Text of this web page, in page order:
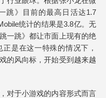
跳》目前的最高日活达1.7
统计的结果是3.8亿。无
一跳》都让市面上现有的绝
是在这一特殊的情况下，
的风向标，开始受到越来越
对于小游戏的内容形式而言